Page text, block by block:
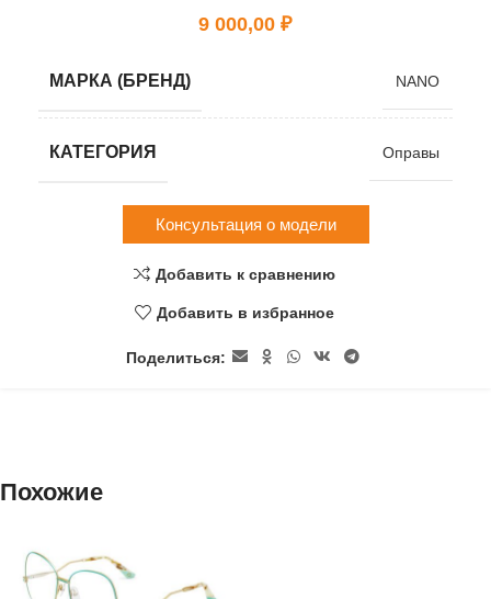
9 000,00 ₽
МАРКА (БРЕНД) NANO
КАТЕГОРИЯ Оправы
Консультация о модели
Добавить к сравнению
Добавить в избранное
Поделиться:
Похожие